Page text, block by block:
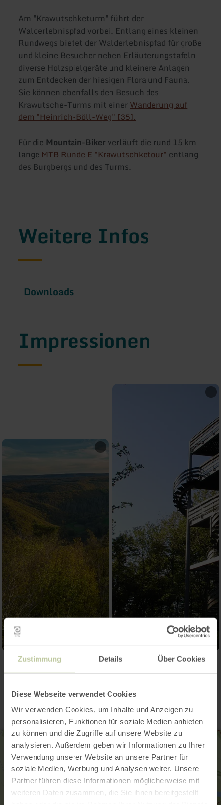
Zustimmung Details Über Cookies
Diese Webseite verwendet Cookies
Wir verwenden Cookies, um Inhalte und Anzeigen zu
personalisieren, Funktionen für soziale Medien anbieten
zu können und die Zugriffe auf unsere Website zu
analysieren. Außerdem geben wir Informationen zu Ihrer
Verwendung unserer Website an unsere Partner für
soziale Medien, Werbung und Analysen weiter. Unsere
Partner führen diese Informationen möglicherweise mit
weiteren Daten zusammen, die Sie ihnen bereitgestellt
Am "Krawutschketurm" führt der
Walderlebnispfad vorbei. Entlang eines kleinen
Rundwegs bietet der Walderlebnispfad für große
und kleine Besucher neben Erläuterungstafeln
diverse Holzspielgeräte und kleinere Anlagen
zum Entdecken der hiesigen Flora und Fauna.
Sie können ebenfalls den Besuch des
Krawutsche-Turms mit einerWanderung auf
dem "Heinrich-Böll-Weg" [35].
Für die Mountain-Biker verläuft die rund 15 km
lange MTB Runde E "Krawutschketour" entlang
des Burgbergs und des Turms.
Weitere Infos
Downloads
Impressionen
Kontakt